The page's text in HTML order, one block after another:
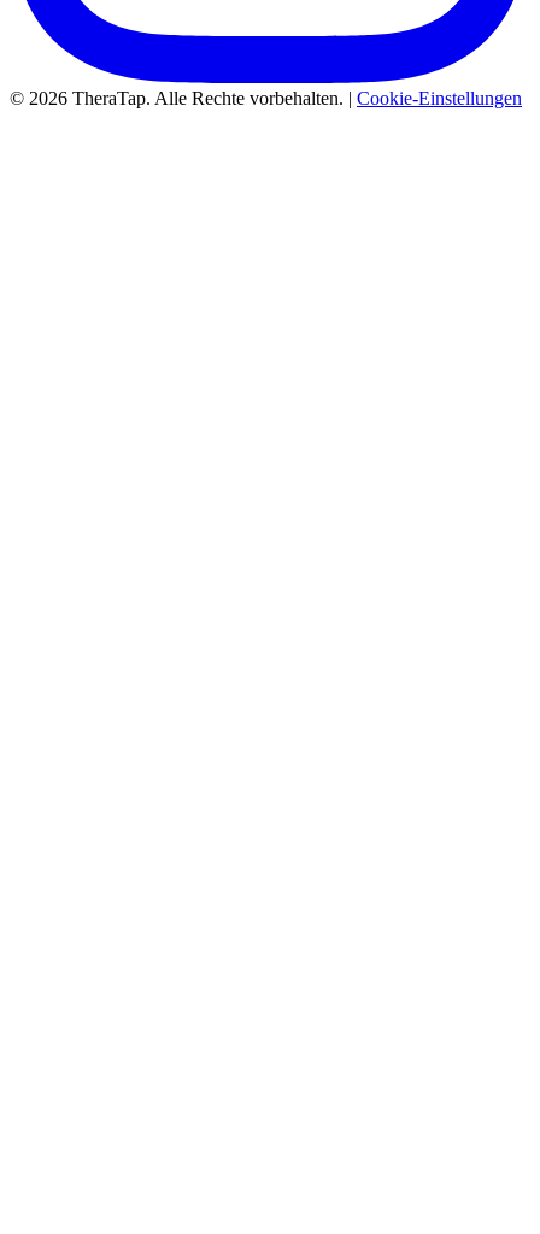
© 2026 TheraTap. Alle Rechte vorbehalten. | Cookie-Einstellungen